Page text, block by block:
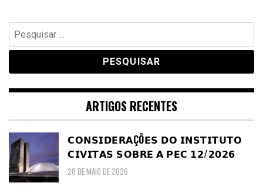
Pesquisar
por:
ARTIGOS RECENTES
𝗖𝗢𝗡𝗦𝗜𝗗𝗘𝗥𝗔ÇÕ𝗘𝗦 𝗗𝗢 𝗜𝗡𝗦𝗧𝗜𝗧𝗨𝗧𝗢
𝗖𝗜𝗩𝗜𝗧𝗔𝗦 𝗦𝗢𝗕𝗥𝗘 𝗔 𝗣𝗘𝗖 𝟭𝟮/𝟮𝟬𝟮𝟲
28 DE MAIO DE 2026